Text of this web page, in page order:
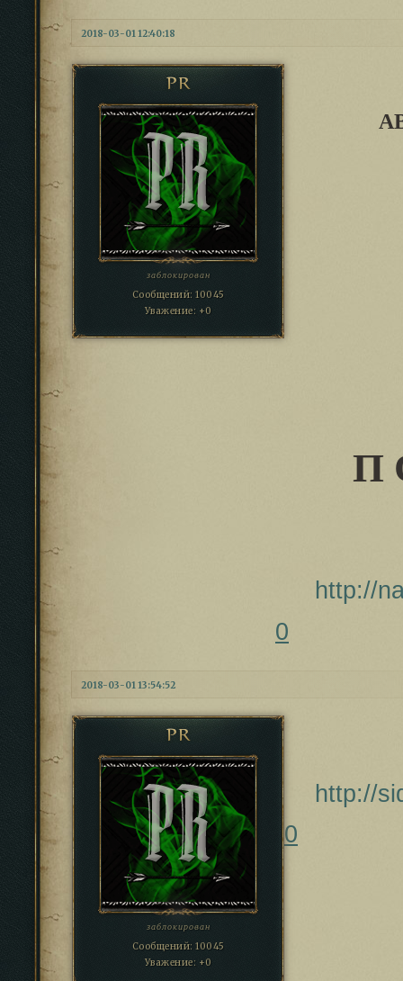
2018-03-01 12:40:18
PR
заблокирован
Сообщений: 10045
Уважение: +0
П
http://
0
2018-03-01 13:54:52
PR
заблокирован
Сообщений: 10045
Уважение: +0
http://
0